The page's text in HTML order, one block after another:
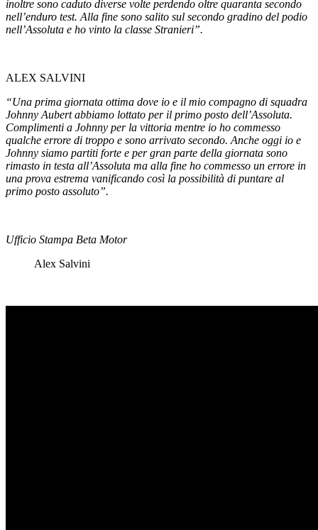
inoltre sono caduto diverse volte perdendo oltre quaranta secondo
nell’enduro test. Alla fine sono salito sul secondo gradino del podio
nell’Assoluta e ho vinto la classe Stranieri”.
ALEX SALVINI
“Una prima giornata ottima dove io e il mio compagno di squadra
Johnny Aubert abbiamo lottato per il primo posto dell’Assoluta.
Complimenti a Johnny per la vittoria mentre io ho commesso
qualche errore di troppo e sono arrivato secondo. Anche oggi io e
Johnny siamo partiti forte e per gran parte della giornata sono
rimasto in testa all’Assoluta ma alla fine ho commesso un errore in
una prova estrema vanificando così la possibilità di puntare al
primo posto assoluto”.
Ufficio Stampa Beta Motor
Alex Salvini